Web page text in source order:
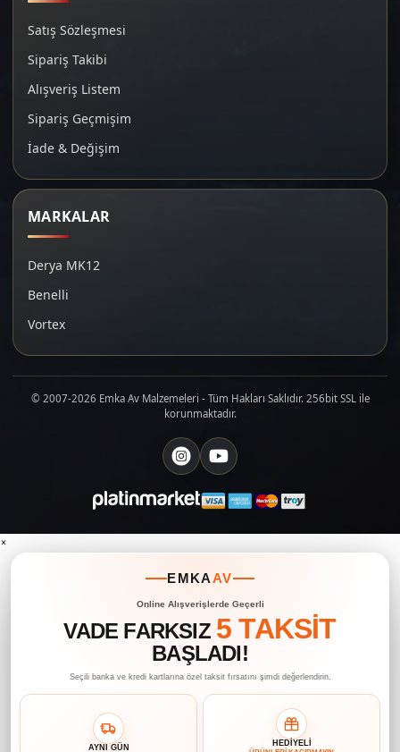
Satış Sözleşmesi
Sipariş Takibi
Alışveriş Listem
Sipariş Geçmişim
İade & Değişim
MARKALAR
Derya MK12
Benelli
Vortex
© 2007-2026 Emka Av Malzemeleri - Tüm Hakları Saklıdır. 256bit SSL ile
korunmaktadır.
×
EMKAAV
Online Alışverişlerde Geçerli
VADE FARKSIZ 5 TAKSİT
BAŞLADI!
Seçili banka ve kredi kartlarına özel taksit fırsatını şimdi değerlendirin.
AYNI GÜN HEDİYELİ